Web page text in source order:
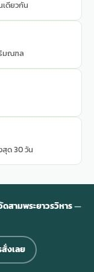
เดียวกัน
มณฑล
สุด 30 วัน
สามพระยาวรวิหาร—
สั่งเลย